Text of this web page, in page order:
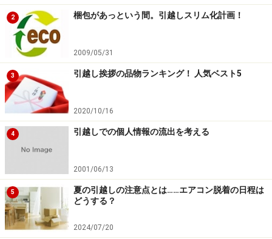
2 梱包があっという間。引越しスリム化計画！
2009/05/31
3 引越し挨拶の品物ランキング！ 人気ベスト5
2020/10/16
4 引越しでの個人情報の流出を考える
2001/06/13
5
夏の引越しの注意点とは……エアコン脱着の日程は
どうする？
2024/07/20